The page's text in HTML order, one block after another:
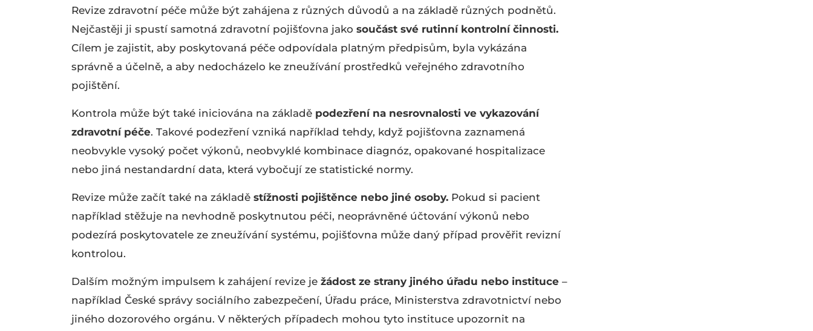
Revize zdravotní péče může být zahájena z různých důvodů a na základě různých podnětů.
Nejčastěji ji spustí samotná zdravotní pojišťovna jako součást své rutinní kontrolní činnosti.
Cílem je zajistit, aby poskytovaná péče odpovídala platným předpisům, byla vykázána
správně a účelně, a aby nedocházelo ke zneužívání prostředků veřejného zdravotního
pojištění.
Kontrola může být také iniciována na základě podezření na nesrovnalosti ve vykazování
zdravotní péče. Takové podezření vzniká například tehdy, když pojišťovna zaznamená
neobvykle vysoký počet výkonů, neobvyklé kombinace diagnóz, opakované hospitalizace
nebo jiná nestandardní data, která vybočují ze statistické normy.
Revize může začít také na základě stížnosti pojištěnce nebo jiné osoby. Pokud si pacient
například stěžuje na nevhodně poskytnutou péči, neoprávněné účtování výkonů nebo
podezírá poskytovatele ze zneužívání systému, pojišťovna může daný případ prověřit revizní
kontrolou.
Dalším možným impulsem k zahájení revize je žádost ze strany jiného úřadu nebo instituce –
například České správy sociálního zabezpečení, Úřadu práce, Ministerstva zdravotnictví nebo
jiného dozorového orgánu. V některých případech mohou tyto instituce upozornit na